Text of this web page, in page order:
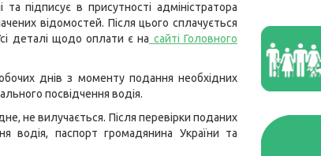
підписує в присутності адміністратора
відомостей. Після цього сплачується
деталі щодо оплати є на сайті Головного
днів з моменту подання необхідних
посвідчення водія.
не вилучається. Після перевірки поданих
водія, паспорт громадянина України та